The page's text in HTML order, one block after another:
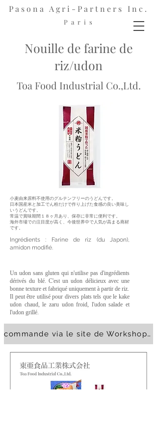
Pasona Agri-Partners Inc.
P a r i s
Nouille de farine de
riz/udon
Toa Food Industrial Co.,Ltd.
小麦由来原料不使用のグルテンフリーのうどんです。
日本国産米と加工でん粉だけで作り上げた食感の良い美味し
いうどんです。
常温で賞味期間１８ヶ月あり、保存に非常に便利です。
海外市場での注目度が高く、今後世界中で人気が高まる商材
です。
Ingrédients : Farine de riz (du Japon),
amidon modifié.
Un udon sans gluten qui n'utilise pas d'ingrédients
dérivés du blé. C'est un udon délicieux avec une
bonne texture et fabriqué uniquement à partir de riz.
Il peut être utilisé pour divers plats tels que le kake
udon chaud, le zaru udon froid, l'udon salade et
l'udon grillé.
commande via le site de Workshop ISSÉ